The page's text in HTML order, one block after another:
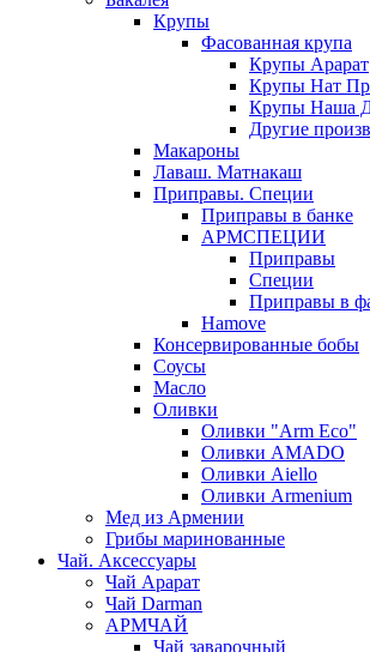
Крупы
Фасованная крупа
Крупы Арарат
Крупы Нат
Крупы Наша
Другие
Макароны
Лаваш. Матнакаш
Приправы. Специи
Приправы в банке
АРМСПЕЦИИ
Приправы
Специи
Приправы в
Hamove
Консервированные бобы
Соусы
Масло
Оливки
Оливки "Arm Eco"
Оливки AMADO
Оливки Aiello
Оливки Armenium
Мед из Армении
Грибы маринованные
Чай. Аксессуары
Чай Арарат
Чай Darman
АРМЧАЙ
Чай заварочный